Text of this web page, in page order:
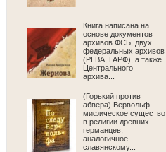
Книга написана на
основе документов
архивов ФСБ, двух
федеральных архивов
(РГВА, ГАРФ), а также
Центрального
архива...
(Горький против
абвера) Вервольф —
мифическое существо
в религии древних
германцев,
аналогичное
славянскому...